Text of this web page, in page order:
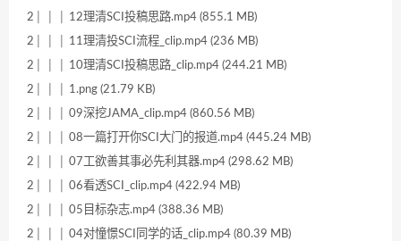
2│ │ │ 12理清SCI投稿思路.mp4 (855.1 MB)
2│ │ │ 11理清投SCI流程_clip.mp4 (236 MB)
2│ │ │ 10理清SCI投稿思路_clip.mp4 (244.21 MB)
2│ │ │ 1.png (21.79 KB)
2│ │ │ 09深挖JAMA_clip.mp4 (860.56 MB)
2│ │ │ 08一篇打开你SCI大门的报道.mp4 (445.24 MB)
2│ │ │ 07工欲善其事必先利其器.mp4 (298.62 MB)
2│ │ │ 06看透SCI_clip.mp4 (422.94 MB)
2│ │ │ 05目标杂志.mp4 (388.36 MB)
2│ │ │ 04对憧憬SCI同学的话_clip.mp4 (80.39 MB)